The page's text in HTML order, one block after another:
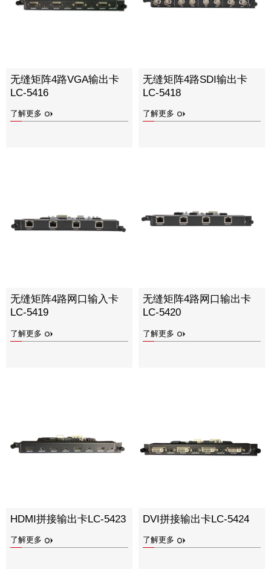
无缝矩阵4路VGA输出卡
LC-5416
了解更多
无缝矩阵4路SDI输出卡
LC-5418
了解更多
无缝矩阵4路网口输入卡
LC-5419
了解更多
无缝矩阵4路网口输出卡
LC-5420
了解更多
HDMI拼接输出卡LC-5423
了解更多
DVI拼接输出卡LC-5424
了解更多